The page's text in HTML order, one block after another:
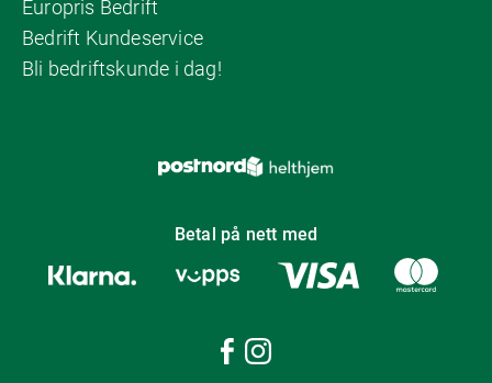
Europris Bedrift
Bedrift Kundeservice
Bli bedriftskunde i dag!
Betal på nett med